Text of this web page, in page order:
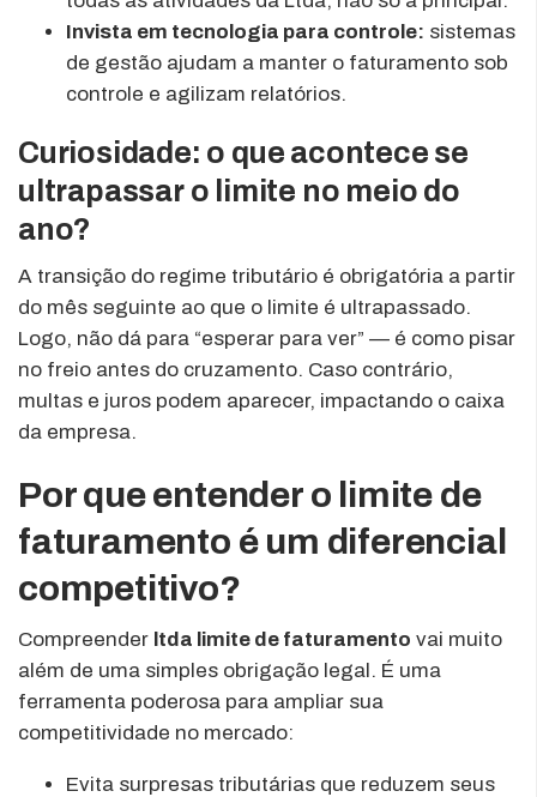
Invista em tecnologia para controle: sistemas
de gestão ajudam a manter o faturamento sob
controle e agilizam relatórios.
Curiosidade: o que acontece se
ultrapassar o limite no meio do
ano?
A transição do regime tributário é obrigatória a partir
do mês seguinte ao que o limite é ultrapassado.
Logo, não dá para “esperar para ver” — é como pisar
no freio antes do cruzamento. Caso contrário,
multas e juros podem aparecer, impactando o caixa
da empresa.
Por que entender o limite de
faturamento é um diferencial
competitivo?
Compreender ltda limite de faturamento vai muito
além de uma simples obrigação legal. É uma
ferramenta poderosa para ampliar sua
competitividade no mercado:
Evita surpresas tributárias que reduzem seus